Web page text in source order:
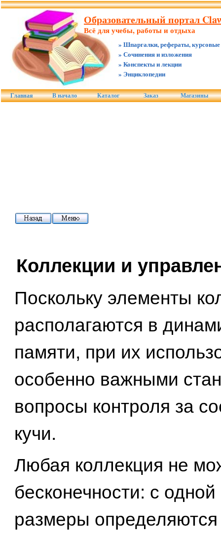
Образовательный портал
Всё для учебы, работы и отдыха
» Шпаргалки, рефераты, курсовые
» Сочинения и изложения
» Конспекты и лекции
» Энциклопедии
Главная В начало Каталог Заказ Магазины
Коллекции и
Поскольку элементы
располагаются в
памяти, при их
особенно важными
вопросы контроля за
кучи.
Любая коллекция не
бесконечности: с
размеры определяются